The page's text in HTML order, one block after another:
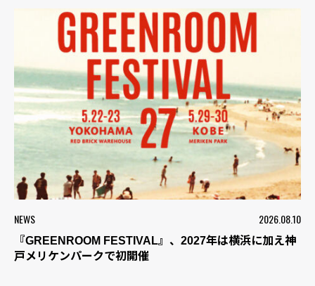
NEWS 2026.08.10
『GREENROOM FESTIVAL』、2027年は横浜に加え神
戸メリケンパークで初開催